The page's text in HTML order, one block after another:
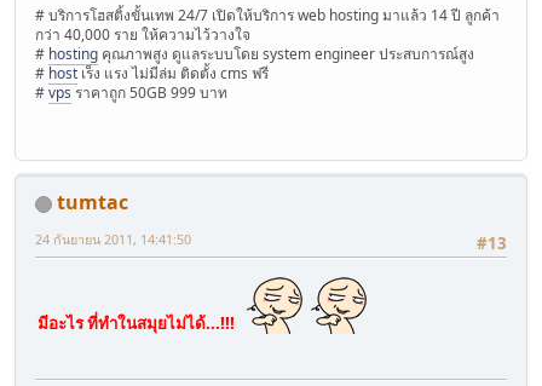
# บริการโฮสติ้งขั้นเทพ 24/7 เปิดให้บริการ web hosting มาแล้ว 14 ปี ลูกค้า
กว่า 40,000 ราย ให้ความไว้วางใจ
# hosting คุณภาพสูง ดูแลระบบโดย system engineer ประสบการณ์สูง
# host เร็ง แรง ไม่มีล่ม ติดตั้ง cms ฟรี
#vps ราคาถูก 50GB 999 บาท
tumtac
#13
24 กันยายน 2011, 14:41:50
มีอะไร ที่ทำในสมุยไม่ได้...!!!